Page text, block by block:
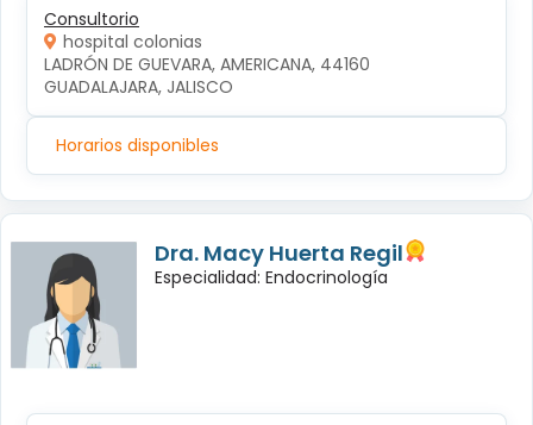
Consultorio
hospital colonias
LADRÓN DE GUEVARA, AMERICANA, 44160
GUADALAJARA, JALISCO
Horarios disponibles
Dra. Macy Huerta Regil
Especialidad: Endocrinología